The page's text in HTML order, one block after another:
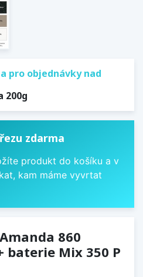
pro objednávky nad
200g
zdarma
produkt do košíku a v
kam máme vyvrtat
860
baterie Mix 350 P